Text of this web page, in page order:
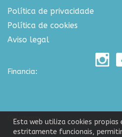
Política de privacidade
Política de cookies
Aviso legal
Financia:
Colabora:
Esta web utiliza cookies propias
estritamente funcionais,